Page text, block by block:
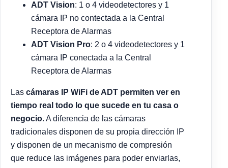
ADT Vision: 1 o 4 videodetectores y 1
cámara IP no contectada a la Central
Receptora de Alarmas
ADT Vision Pro: 2 o 4 videodetectores y 1
cámara IP conectada a la Central
Receptora de Alarmas
Las cámaras IP WiFi de ADT permiten ver en
tiempo real todo lo que sucede en tu casa o
negocio. A diferencia de las cámaras
tradicionales disponen de su propia dirección IP
y disponen de un mecanismo de compresión
que reduce las imágenes para poder enviarlas,